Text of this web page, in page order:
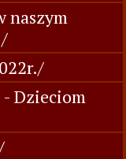
naszym
Dzieciom